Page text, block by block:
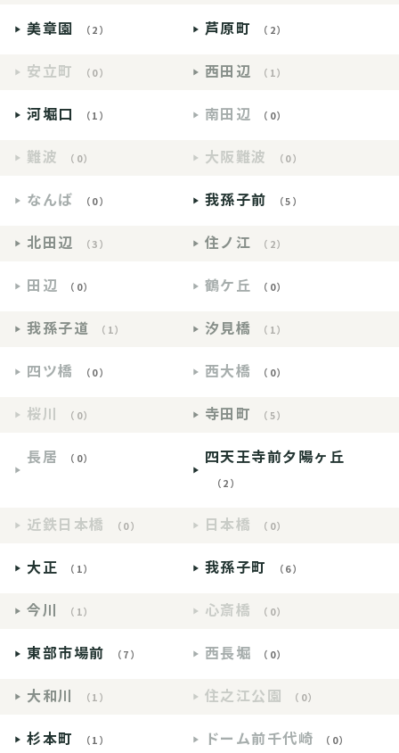
美章園 （2） 芦原町 （2）
安立町 （0） 西田辺 （1）
河堀口 （1） 南田辺 （0）
難波 （0） 大阪難波 （0）
なんば （0） 我孫子前 （5）
北田辺 （3） 住ノ江 （2）
田辺 （0） 鶴ケ丘 （0）
我孫子道 （1） 汐見橋 （1）
四ツ橋 （0） 西大橋 （0）
桜川 （0） 寺田町 （5）
長居 （0） 四天王寺前夕陽ヶ丘
（2）
近鉄日本橋 （0） 日本橋 （0）
大正 （1） 我孫子町 （6）
今川 （1） 心斎橋 （0）
東部市場前 （7） 西長堀 （0）
大和川 （1） 住之江公園 （0）
杉本町 （1） ドーム前千代崎 （0）